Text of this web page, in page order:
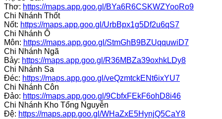
Thơ: https://maps.app.goo.gl/BYa6R6CSKWZYooRo9
Chi Nhánh Thốt
Nốt: https://maps.app.goo.gl/UrbBpx1g5Df2u6qS7
Chi Nhánh Ô
Môn: https://maps.app.goo.gl/StmGhB9BZUqquwiD7
Chi Nhánh Ngã
Bảy: https://maps.app.goo.gl/R36MBZa39oxhkLDy8
Chi Nhánh Sa
Đéc: https://maps.app.goo.gl/veQzmtckENt6ixYU7
Chi Nhánh Côn
Đảo: https://maps.app.goo.gl/9CbfxFEkF6ohD8i46
Chi Nhánh Kho Tổng Nguyễn
Đệ: https://maps.app.goo.gl/WHaZxE5HynjQ5CaY8